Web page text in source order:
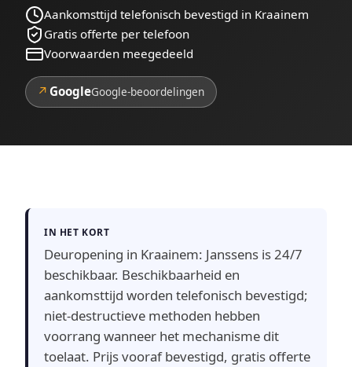
Aankomsttijd telefonisch bevestigd in Kraainem
Gratis offerte per telefoon
Voorwaarden meegedeeld
↗ GoogleGoogle-beoordelingen
IN HET KORT
Deuropening in Kraainem: Janssens is 24/7
beschikbaar. Beschikbaarheid en
aankomsttijd worden telefonisch bevestigd;
niet-destructieve methoden hebben
voorrang wanneer het mechanisme dit
toelaat. Prijs vooraf bevestigd, gratis offerte